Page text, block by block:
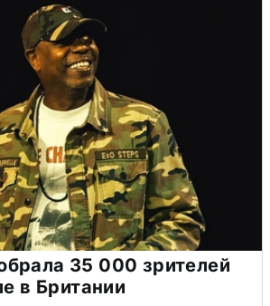
35 000 зрителей
в Британии